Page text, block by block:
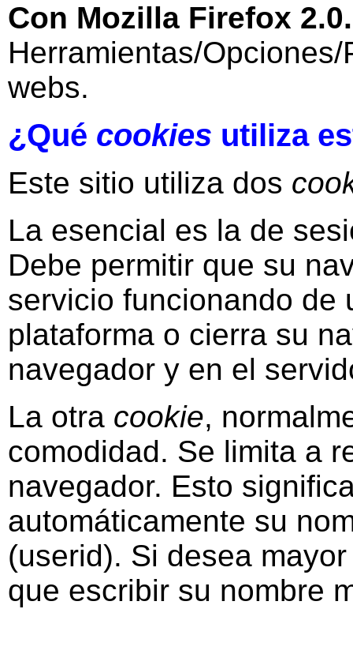
Con Mozilla Firefox
Herramientas/
webs.
¿Qué cookies utiliza
Este sitio utiliza dos
La esencial es la de
Debe permitir que su
servicio funcionando de
plataforma o cierra su
navegador y en el
La otra cookie,
comodidad. Se limita a
navegador. Esto
automáticamente su
(userid). Si desea
que escribir su nombre